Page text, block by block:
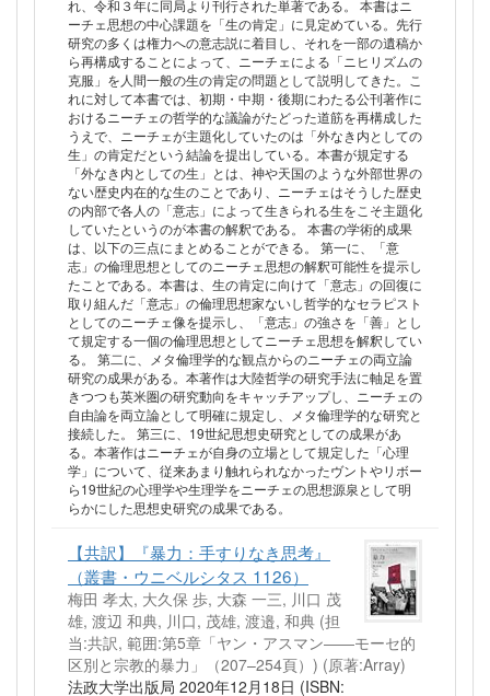
れ、令和３年に同局より刊行された単著である。 本書はニ
ーチェ思想の中心課題を「生の肯定」に見定めている。先行
研究の多くは権力への意志説に着目し、それを一部の遺稿か
ら再構成することによって、ニーチェによる「ニヒリズムの
克服」を人間一般の生の肯定の問題として説明してきた。こ
れに対して本書では、初期・中期・後期にわたる公刊著作に
おけるニーチェの哲学的な議論がたどった道筋を再構成した
うえで、ニーチェが主題化していたのは「外なき内としての
生」の肯定だという結論を提出している。本書が規定する
「外なき内としての生」とは、神や天国のような外部世界の
ない歴史内在的な生のことであり、ニーチェはそうした歴史
の内部で各人の「意志」によって生きられる生をこそ主題化
していたというのが本書の解釈である。 本書の学術的成果
は、以下の三点にまとめることができる。 第一に、「意
志」の倫理思想としてのニーチェ思想の解釈可能性を提示し
たことである。本書は、生の肯定に向けて「意志」の回復に
取り組んだ「意志」の倫理思想家ないし哲学的なセラピスト
としてのニーチェ像を提示し、「意志」の強さを「善」とし
て規定する一個の倫理思想としてニーチェ思想を解釈してい
る。 第二に、メタ倫理学的な観点からのニーチェの両立論
研究の成果がある。本著作は大陸哲学の研究手法に軸足を置
きつつも英米圏の研究動向をキャッチアップし、ニーチェの
自由論を両立論として明確に規定し、メタ倫理学的な研究と
接続した。 第三に、19世紀思想史研究としての成果があ
る。本著作はニーチェが自身の立場として規定した「心理
学」について、従来あまり触れられなかったヴントやリボー
ら19世紀の心理学や生理学をニーチェの思想源泉として明
らかにした思想史研究の成果である。
【共訳】『暴力：手すりなき思考』
（叢書・ウニベルシタス 1126）
梅田 孝太, 大久保 歩, 大森 一三, 川口 茂
雄, 渡辺 和典, 川口, 茂雄, 渡邉, 和典 (担
当:共訳, 範囲:第5章「ヤン・アスマン――モーセ的
区別と宗教的暴力」（207–254頁）) (原著:Array)
法政大学出版局 2020年12月18日 (ISBN: